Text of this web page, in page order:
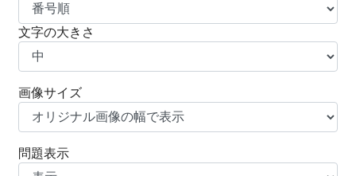
文字の大きさ
画像サイズ
問題表示